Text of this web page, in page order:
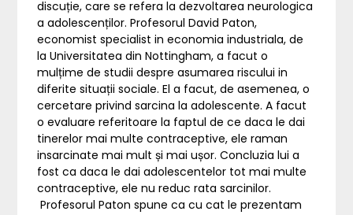
discuție, care se refera la dezvoltarea neurologica
a adolescenților. Profesorul David Paton,
economist specialist in economia industriala, de
la Universitatea din Nottingham, a facut o
mulțime de studii despre asumarea riscului in
diferite situații sociale. El a facut, de asemenea, o
cercetare privind sarcina la adolescente. A facut
o evaluare referitoare la faptul de ce daca le dai
tinerelor mai multe contraceptive, ele raman
insarcinate mai mult și mai ușor. Concluzia lui a
fost ca daca le dai adolescentelor tot mai multe
contraceptive, ele nu reduc rata sarcinilor.
Profesorul Paton spune ca cu cat le prezentam